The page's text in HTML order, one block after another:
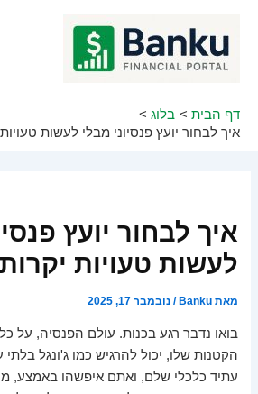
דף הבית
בלוג
איך לבחור יועץ פנסיוני מבלי לעשות
איך לבחור יועץ
לעשות טעויות יקרות
מאתBanku
/נובמבר 17, 2025
בואו נדבר רגע בכנות. עולם הפנסיה, על כל
הקטנות שלו, יכול להרגיש כמו ג'ונגל בלתי
עתיד כלכלי שלם, ואתם איפשהו באמצע,